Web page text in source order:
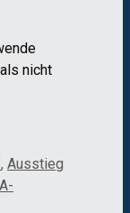
nicht
, Ausstieg